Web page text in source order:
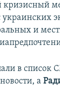
и
в список
а